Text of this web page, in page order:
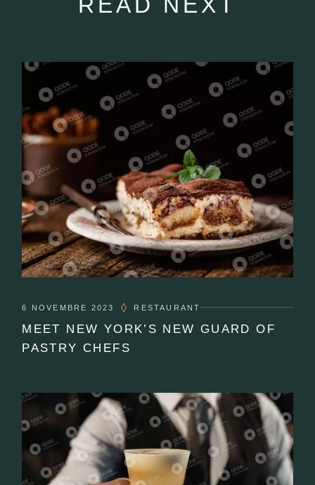
6 NOVEMBRE 2023 RESTAURANT
MEET NEW YORK’S NEW GUARD OF
PASTRY CHEFS